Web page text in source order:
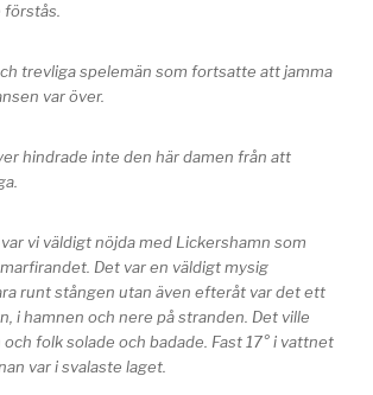
förstås.
trevliga spelemän som fortsatte att jamma
var över.
hindrade inte den här damen från att
vi väldigt nöjda med Lickershamn som
Det var en väldigt mysig
runt stången utan även efteråt var det ett
i hamnen och nere på stranden. Det ville
folk solade och badade. Fast 17° i vattnet
var i svalaste laget.